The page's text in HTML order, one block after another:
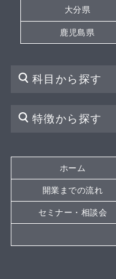
大分県
鹿児島県
科目から探す
特徴から探す
ホーム
開業までの流れ
セミナー・相談会